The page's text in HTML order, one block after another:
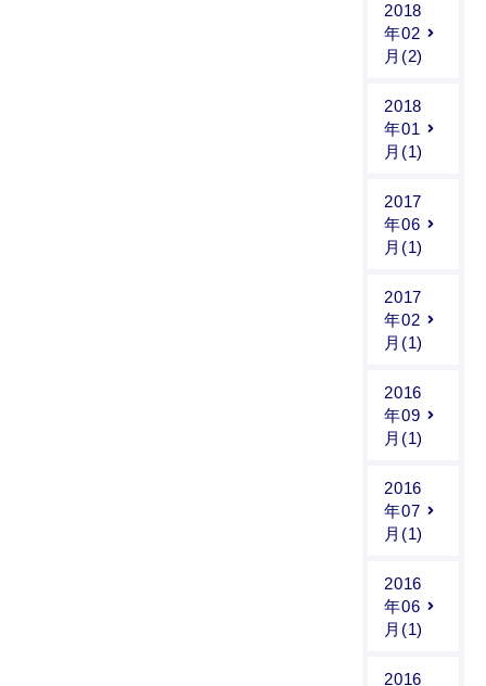
2018
年02
月(2)
2018
年01
月(1)
2017
年06
月(1)
2017
年02
月(1)
2016
年09
月(1)
2016
年07
月(1)
2016
年06
月(1)
2016